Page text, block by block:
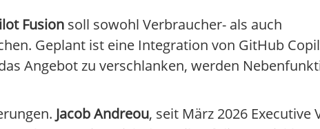
Fusion soll sowohl Verbraucher- als auch
Geplant ist eine Integration von GitHub
Angebot zu verschlanken, werden
Jacob Andreou, seit März 2026 Executive